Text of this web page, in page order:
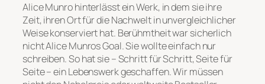
Alice Munro hinterlässt ein Werk, in dem sie ihre
Zeit, ihren Ort für die Nachwelt in unvergleichlicher
Weise konserviert hat. Berühmtheit war sicherlich
nicht Alice Munros Goal. Sie wollte einfach nur
schreiben. So hat sie – Schritt für Schritt, Seite für
Seite – ein Lebenswerk geschaffen. Wir müssen